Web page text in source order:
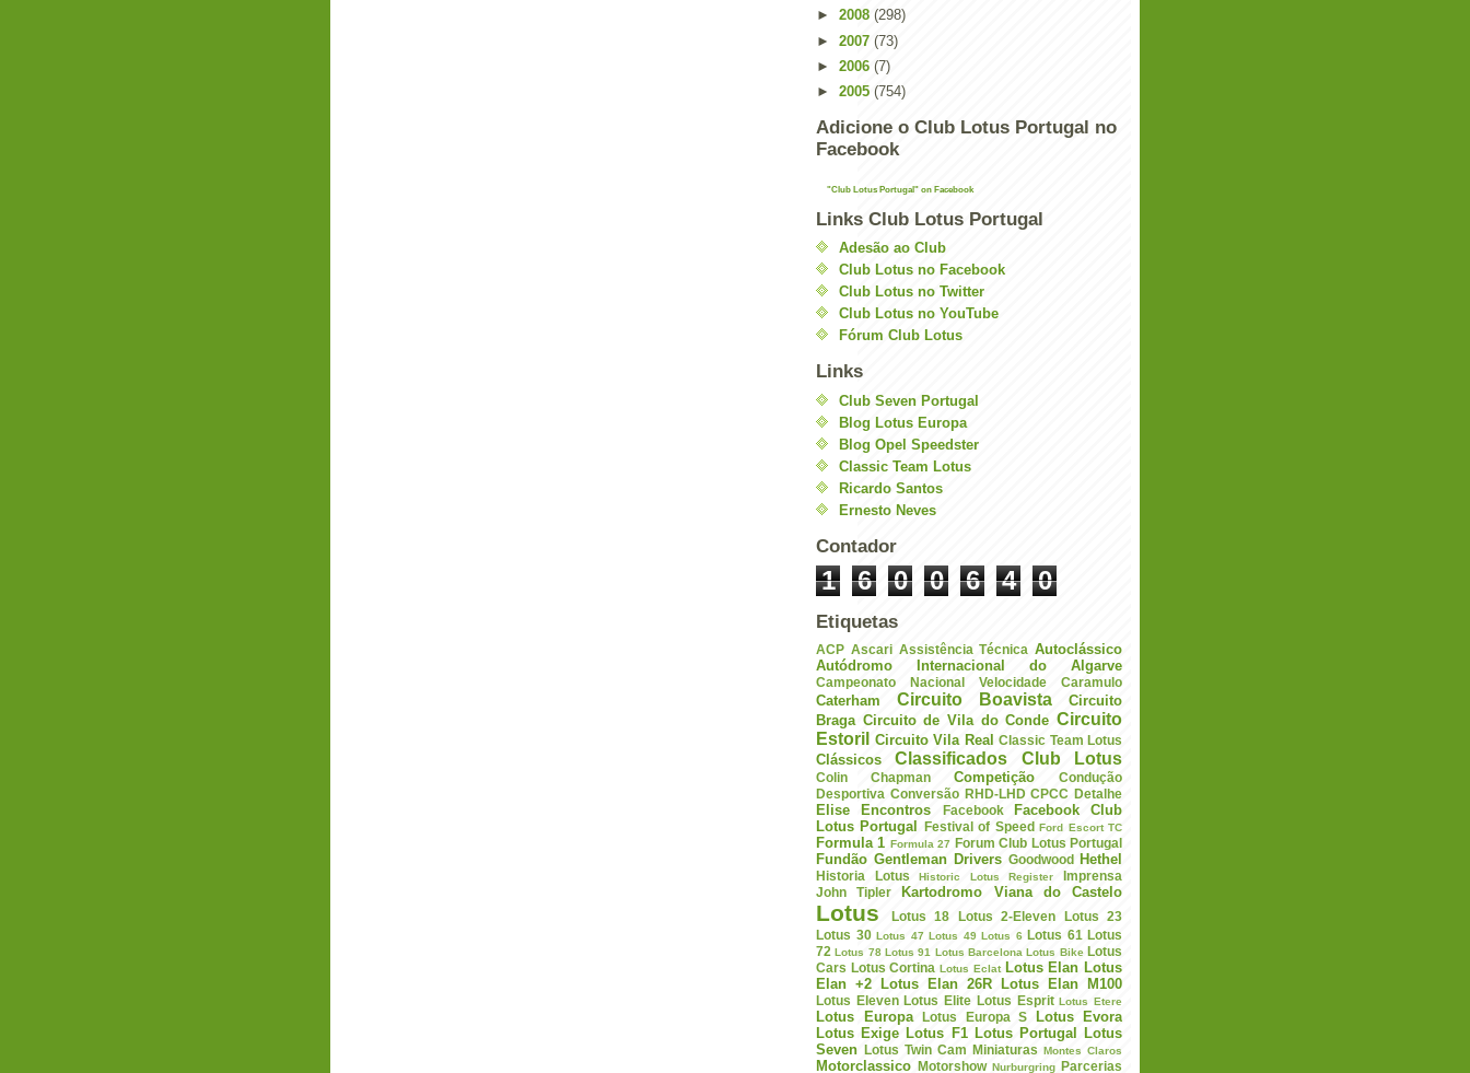
► 2008 (298)
► 2007 (73)
► 2006 (7)
► 2005 (754)
Adicione o Club Lotus Portugal no
Facebook
"Club Lotus Portugal" on Facebook
Links Club Lotus Portugal
Adesão ao Club
Club Lotus no Facebook
Club Lotus no Twitter
Club Lotus no YouTube
Fórum Club Lotus
Links
Club Seven Portugal
Blog Lotus Europa
Blog Opel Speedster
Classic Team Lotus
Ricardo Santos
Ernesto Neves
Contador
1 6 0 0 6 4 0
Etiquetas
ACP Ascari Assistência Técnica Autoclássico
Autódromo Internacional do Algarve
Campeonato Nacional Velocidade Caramulo
Caterham Circuito Boavista
Circuito
Braga Circuito de Vila do Conde Circuito
Estoril Circuito Vila Real Classic Team Lotus
Clássicos Classificados Club Lotus
Colin Chapman Competição
Condução
Desportiva Conversão RHD-LHD CPCC Detalhe
Elise Encontros Facebook
Facebook Club
Lotus Portugal Festival of Speed Ford Escort TC
Formula 1 Formula 27 Forum Club Lotus Portugal
Fundão Gentleman Drivers Goodwood Hethel
Historia Lotus Historic Lotus Register
Imprensa
John Tipler
Kartodromo Viana do Castelo
Lotus Lotus 18 Lotus 2-Eleven
Lotus 23
Lotus 30 Lotus 47 Lotus 49 Lotus 6 Lotus 61 Lotus
72 Lotus 78 Lotus 91 Lotus Barcelona Lotus Bike Lotus
Cars Lotus Cortina Lotus Eclat Lotus Elan Lotus
Elan +2 Lotus Elan 26R Lotus Elan M100
Lotus Eleven Lotus Elite Lotus Esprit Lotus Etere
Lotus Europa Lotus Europa S
Lotus Evora
Lotus Exige Lotus F1 Lotus Portugal Lotus
Seven Lotus Twin Cam Miniaturas Montes Claros
Motorclassico Motorshow Nurburgring Parcerias